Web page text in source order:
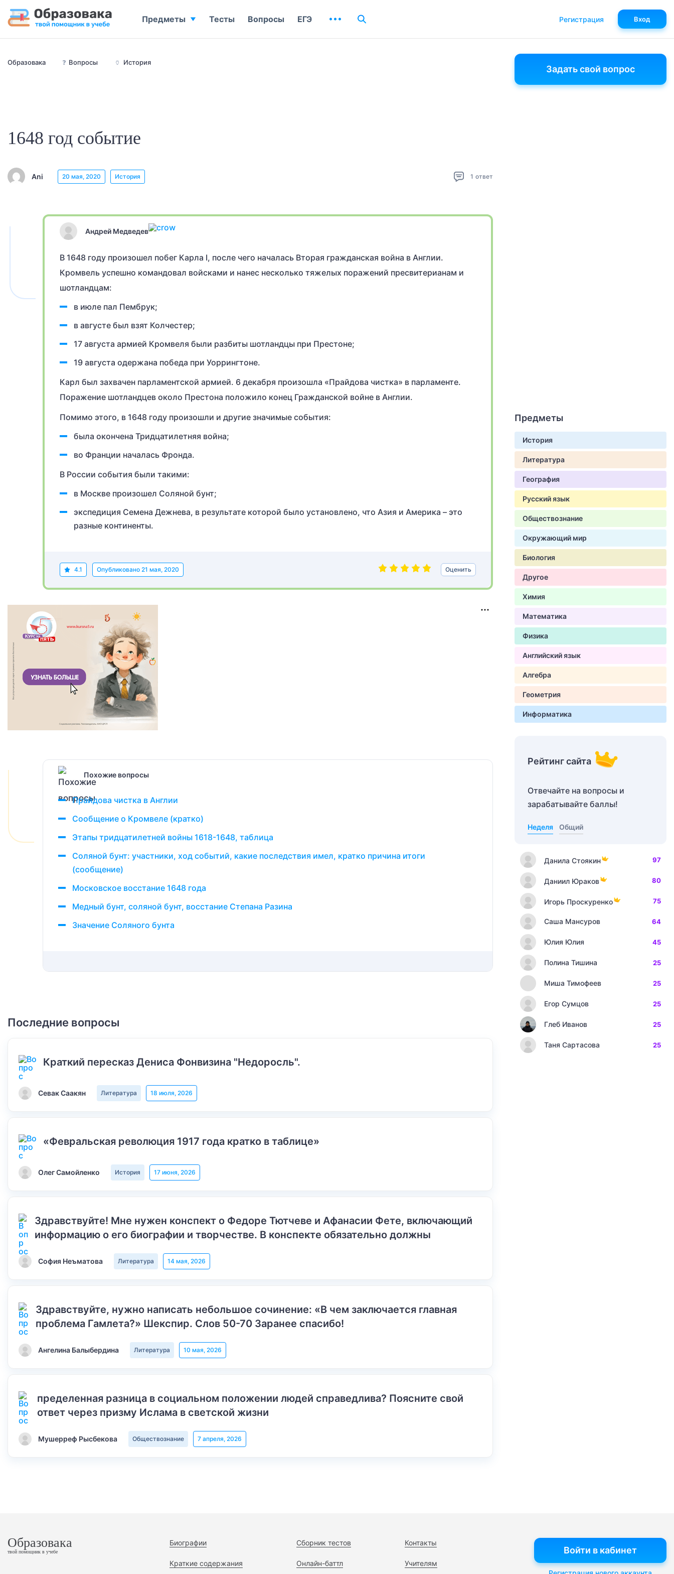
Образовака ❓ Вопросы 🏺 История
1648 год событие
Ani 20 мая, 2020 История 1 ответ
Андрей Медведев
В 1648 году произошел побег Карла I, после чего началась Вторая гражданская война в Англии.
Кромвель успешно командовал войсками и нанес несколько тяжелых поражений пресвитерианам и
шотландцам:
в июле пал Пембрук;
в августе был взят Колчестер;
17 августа армией Кромвеля были разбиты шотландцы при Престоне;
19 августа одержана победа при Уоррингтоне.
Карл был захвачен парламентской армией. 6 декабря произошла «Прайдова чистка» в парламенте.
Поражение шотландцев около Престона положило конец Гражданской войне в Англии.
Помимо этого, в 1648 году произошли и другие значимые события:
была окончена Тридцатилетняя война;
во Франции началась Фронда.
В России события были такими:
в Москве произошел Соляной бунт;
экспедиция Семена Дежнева, в результате которой было установлено, что Азия и Америка – это
разные континенты.
4.1 Опубликовано 21 мая, 2020 Оценить
Похожие вопросы
Прайдова чистка в Англии
Сообщение о Кромвеле (кратко)
Этапы тридцатилетней войны 1618-1648, таблица
Соляной бунт: участники, ход событий, какие последствия имел, кратко причина итоги
(сообщение)
Московское восстание 1648 года
Медный бунт, соляной бунт, восстание Степана Разина
Значение Соляного бунта
Последние вопросы
Краткий пересказ Дениса Фонвизина "Недоросль".
Севак Саакян Литература 18 июля, 2026
«Февральская революция 1917 года кратко в таблице»
Олег Самойленко История 17 июня, 2026
Здравствуйте! Мне нужен конспект о Федоре Тютчеве и Афанасии Фете, включающий
информацию о его биографии и творчестве. В конспекте обязательно должны
София Неъматова Литература 14 мая, 2026
Здравствуйте, нужно написать небольшое сочинение: «В чем заключается главная
проблема Гамлета?» Шекспир. Слов 50-70 Заранее спасибо!
Ангелина Балыбердина Литература 10 мая, 2026
пределенная разница в социальном положении людей справедлива? Поясните свой
ответ через призму Ислама в светской жизни
Мушерреф Рысбекова Обществознание 7 апреля, 2026
Задать свой вопрос
Предметы
История
Литература
География
Русский язык
Обществознание
Окружающий мир
Биология
Другое
Химия
Математика
Физика
Английский язык
Алгебра
Геометрия
Информатика
Рейтинг сайта
Отвечайте на вопросы и
зарабатывайте баллы!
Неделя Общий
Данила Стоякин 97
Даниил Юраков 80
Игорь Проскуренко 75
Саша Мансуров 64
Юлия Юлия 45
Полина Тишина 25
Миша Тимофеев 25
Егор Сумцов 25
Глеб Иванов 25
Таня Сартасова 25
Предметы Тесты Вопросы ЕГЭ Регистрация Вход
Образовака
твой помощник в учебе
Биографии
Краткие содержания
Сборник тестов
Онлайн-баттл
Контакты
Учителям
Войти в кабинет